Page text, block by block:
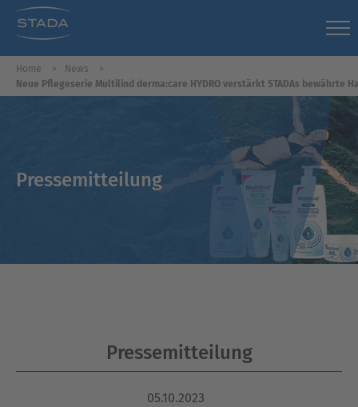
Home
News
Neue Pflegeserie Multilind derma:care HYDRO verstärkt STADAs bewährte
Pressemitteilung
Pressemitteilung
05.10.2023